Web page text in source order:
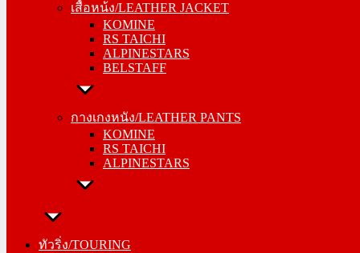
เสื้อหน้ง/LEATHER JACKET
KOMINE
RS TAICHI
ALPINESTARS
BELSTAFF
กางเกงหนัง/LEATHER PANTS
KOMINE
RS TAICHI
ALPINESTARS
ทัวริ่ง/TOURING
RS TAICHI
ALPINESTARS
BELSTAFF
กางเกงหนัง/LEATHER PANTS
RS TAICHI
ALPINESTARS
ทัวริ่ง/TOURING